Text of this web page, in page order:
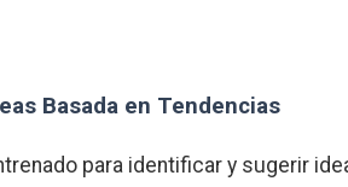
Basada en Tendencias
para identificar y sugerir